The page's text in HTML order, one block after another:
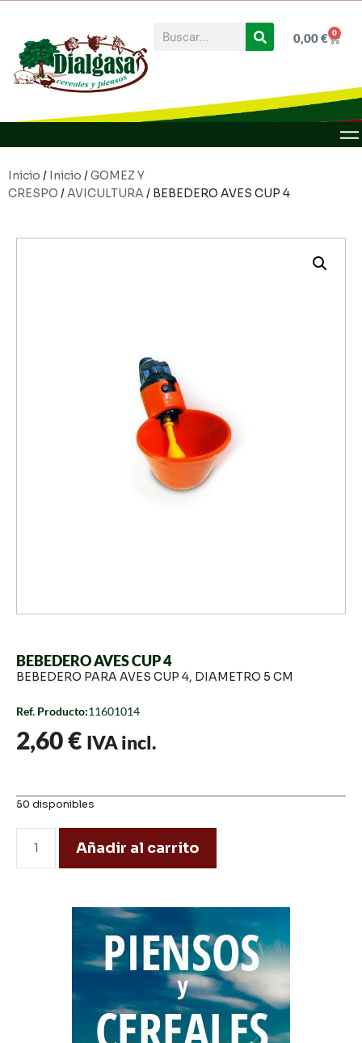
0,00€ 0
Inicio / Inicio /GOMEZ Y
CRESPO /AVICULTURA / BEBEDERO AVES CUP 4
BEBEDERO AVES CUP 4
BEBEDERO PARA AVES CUP 4, DIAMETRO 5 CM
Ref. Producto:11601014
2,60€ IVA incl.
50 disponibles
Añadir al carrito